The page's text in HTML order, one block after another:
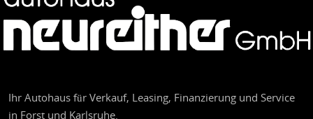
Ihr Autohaus für Verkauf, Leasing, Finanzierung und Service
in Forst und Karlsruhe.